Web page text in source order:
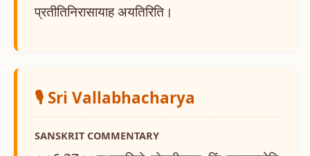
प्रतीतिनिरासायाह अयतिरिति।
🎙️ Sri Vallabhacharya
SANSKRIT COMMENTARY